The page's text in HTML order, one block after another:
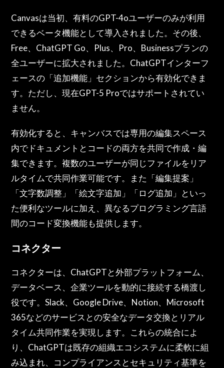
Canvasは当初、有料のGPT-4oユーザーのみが利用
できるベータ機能として導入されました。その後、
Free、ChatGPT Go、Plus、Pro、Businessプランの
全ユーザーに拡大されました。ChatGPTインターフ
ェースの「追加機能」セクションから有効化できま
す。ただし、現在GPT-5 Proではサポートされてい
ません。
有効化すると、キャンバスでは専用の編集スペース
内でドキュメントとコードの両方を共同で作成・編
集できます。複数のユーザーが同じファイルをリア
ルタイムで共同作業可能です。また「編集提案」
「文字数調整」「絵文字追加」「ログ追加」といっ
た便利なツールに加え、異なるプログラミング言語
間のコード変換機能も提供します。
コネクター
コネクターは、ChatGPTと外部プラットフォーム、
データベース、企業ツールを動的に接続する橋渡し
役です。Slack、Google Drive、Notion、Microsoft
365などのサービスとの安全なデータ交換とリアル
タイム共同作業を実現します。これらの統合によ
り、ChatGPTは既存の組織エコシステムに柔軟に組
み込まれ、コンプライアンスとセキュリティ基準を